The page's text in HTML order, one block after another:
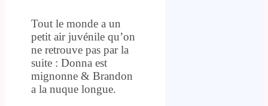
Tout le monde a un
petit air juvénile qu’on
ne retrouve pas par la
suite : Donna est
mignonne & Brandon
a la nuque longue.